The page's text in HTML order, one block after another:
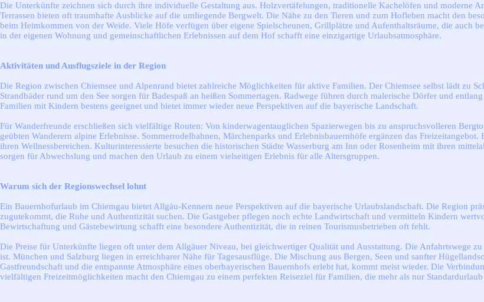
Die Unterkünfte zeichnen sich durch ihre individuelle Gestaltung aus. Holzvertäfelungen, traditionelle Kachelöfen und moderne
Terrassen bieten oft traumhafte Ausblicke auf die umliegende Bergwelt. Die Nähe zu den Tieren und zum Hofleben macht den
beim Heimkommen von der Weide. Viele Höfe verfügen über eigene Spielscheunen, Grillplätze und Aufenthaltsräume, die auch
in der eigenen Wohnung und gemeinschaftlichen Erlebnissen auf dem Hof schafft eine einzigartige Urlaubsatmosphäre.
Aktivitäten und Ausflugsziele in der Region
Die Region zwischen Chiemsee und Alpenrand bietet zahlreiche Möglichkeiten für aktive Familien. Der Chiemsee selbst lädt zu
Strandbäder rund um den See sorgen für Badespaß an heißen Sommertagen. Radwege führen durch malerische Dörfer und
Familien mit Kindern bestens geeignet und bietet immer wieder neue Perspektiven auf die bayerische Landschaft.
Für Wanderfreunde erschließen sich vielfältige Routen: Von kinderwagentauglichen Spazierwegen bis zu anspruchsvolleren
geübten Wanderern alpine Erlebnisse. Sommerrodelbahnen, Märchenparks und Erlebnisbauernhöfe ergänzen das
ihren Wellnessbereichen. Kulturinteressierte besuchen die historischen Städte Wasserburg am Inn oder Rosenheim mit ihren
sorgen für Abwechslung und machen den Urlaub zu einem vielseitigen Erlebnis für alle Altersgruppen.
Warum sich der Regionswechsel lohnt
Ein Bauernhofurlaub im Chiemgau bietet Allgäu-Kennern neue Perspektiven auf die bayerische Urlaubslandschaft. Die Region
zugutekommt, die Ruhe und Authentizität suchen. Die Gastgeber pflegen noch echte Landwirtschaft und vermitteln Kindern
Bewirtschaftung und Gästebewirtung schafft eine besondere Authentizität, die in reinen Tourismusbetrieben oft fehlt.
Die Preise für Unterkünfte liegen oft unter dem Allgäuer Niveau, bei gleichwertiger Qualität und Ausstattung. Die Anfahrtswege
ist. München und Salzburg liegen in erreichbarer Nähe für Tagesausflüge. Die Mischung aus Bergen, Seen und sanfter
Gastfreundschaft und die entspannte Atmosphäre eines oberbayerischen Bauernhofs erlebt hat, kommt meist wieder. Die
vielfältigen Freizeitmöglichkeiten macht den Chiemgau zu einem perfekten Reiseziel für Familien, die mehr als nur Standardurlaub